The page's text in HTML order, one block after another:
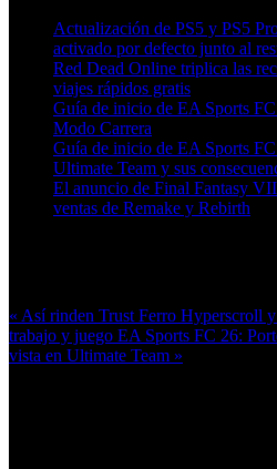
Actualización de PS5 y PS5
activado por defecto junto al
Red Dead Online triplica las
viajes rápidos gratis
Guía de inicio de EA Sports
Modo Carrera
Guía de inicio de EA Sports
Ultimate Team y sus
El anuncio de Final Fantasy
ventas de Remake y Rebirth
« Así rinden Trust Ferro Hyperscroll
trabajo y juego EA Sports FC 26:
vista en Ultimate Team »